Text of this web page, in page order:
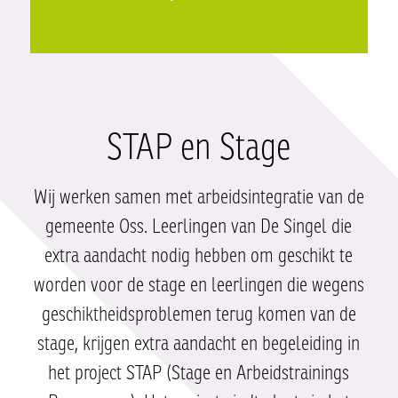
STAP en Stage
Wij werken samen met arbeidsintegratie van de
gemeente Oss. Leerlingen van De Singel die
extra aandacht nodig hebben om geschikt te
worden voor de stage en leerlingen die wegens
geschiktheidsproblemen terug komen van de
stage, krijgen extra aandacht en begeleiding in
het project STAP (Stage en Arbeidstrainings